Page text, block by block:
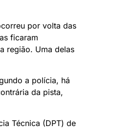
por volta das
ficaram
região. Uma delas
a polícia, há
da pista,
Técnica (DPT) de